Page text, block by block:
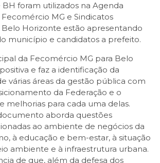
foram utilizados na Agenda
MG e Sindicatos
Belo Horizonte estão apresentando
município e candidatos a prefeito.
da Fecomércio MG para Belo
e faz a identificação da
várias áreas da gestão pública com
da Federação e o
melhorias para cada uma delas.
aborda questões
ao ambiente de negócios da
à educação e bem-estar, à situação
ambiente e à infraestrutura urbana.
de que, além da defesa dos